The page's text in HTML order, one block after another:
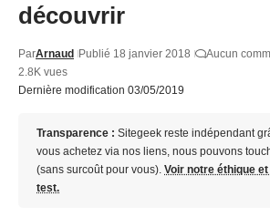
découvrir
Dernière modification 03/05/2019
ParArnaud Publié 18 janvier 2018 Aucun
2.8K vues
Transparence : Sitegeek reste indépendant
vous achetez via nos liens, nous pouvons
(sans surcoût pour vous). Voir notre éthique
test.